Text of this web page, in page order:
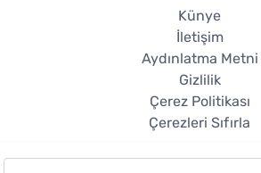
Künye
İletişim
Aydınlatma Metni
Gizlilik
Çerez Politikası
Çerezleri Sıfırla